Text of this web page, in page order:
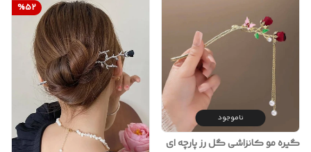
ناموجود
گیره مو کانزاشی گل رز پارچه ای
%52